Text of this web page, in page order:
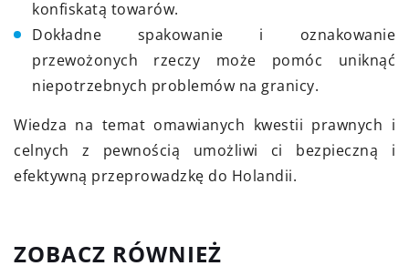
konfiskatą towarów.
Dokładne spakowanie i oznakowanie
przewożonych rzeczy może pomóc uniknąć
niepotrzebnych problemów na granicy.
Wiedza na temat omawianych kwestii prawnych i
celnych z pewnością umożliwi ci bezpieczną i
efektywną przeprowadzkę do Holandii.
ZOBACZ RÓWNIEŻ